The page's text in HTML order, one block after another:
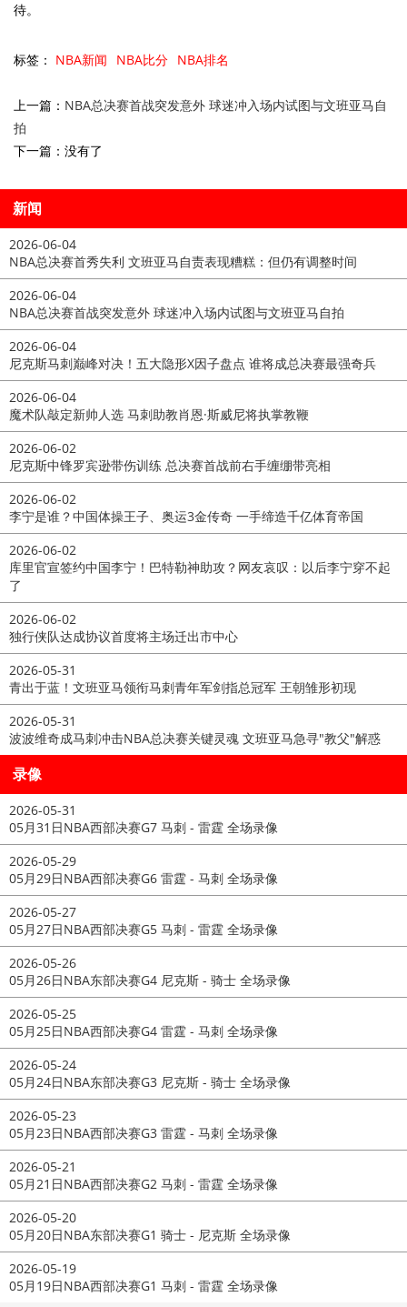
待。
标签： NBA新闻 NBA比分 NBA排名
上一篇： NBA总决赛首战突发意外 球迷冲入场内试图与文班亚马自
拍
下一篇：没有了
新闻
2026-06-04
NBA总决赛首秀失利 文班亚马自责表现糟糕：但仍有调整时间
2026-06-04
NBA总决赛首战突发意外 球迷冲入场内试图与文班亚马自拍
2026-06-04
尼克斯马刺巅峰对决！五大隐形X因子盘点 谁将成总决赛最强奇兵
2026-06-04
魔术队敲定新帅人选 马刺助教肖恩·斯威尼将执掌教鞭
2026-06-02
尼克斯中锋罗宾逊带伤训练 总决赛首战前右手缠绷带亮相
2026-06-02
李宁是谁？中国体操王子、奥运3金传奇 一手缔造千亿体育帝国
2026-06-02
库里官宣签约中国李宁！巴特勒神助攻？网友哀叹：以后李宁穿不起
了
2026-06-02
独行侠队达成协议首度将主场迁出市中心
2026-05-31
青出于蓝！文班亚马领衔马刺青年军剑指总冠军 王朝雏形初现
2026-05-31
波波维奇成马刺冲击NBA总决赛关键灵魂 文班亚马急寻"教父"解惑
录像
2026-05-31
05月31日NBA西部决赛G7 马刺 - 雷霆 全场录像
2026-05-29
05月29日NBA西部决赛G6 雷霆 - 马刺 全场录像
2026-05-27
05月27日NBA西部决赛G5 马刺 - 雷霆 全场录像
2026-05-26
05月26日NBA东部决赛G4 尼克斯 - 骑士 全场录像
2026-05-25
05月25日NBA西部决赛G4 雷霆 - 马刺 全场录像
2026-05-24
05月24日NBA东部决赛G3 尼克斯 - 骑士 全场录像
2026-05-23
05月23日NBA西部决赛G3 雷霆 - 马刺 全场录像
2026-05-21
05月21日NBA西部决赛G2 马刺 - 雷霆 全场录像
2026-05-20
05月20日NBA东部决赛G1 骑士 - 尼克斯 全场录像
2026-05-19
05月19日NBA西部决赛G1 马刺 - 雷霆 全场录像